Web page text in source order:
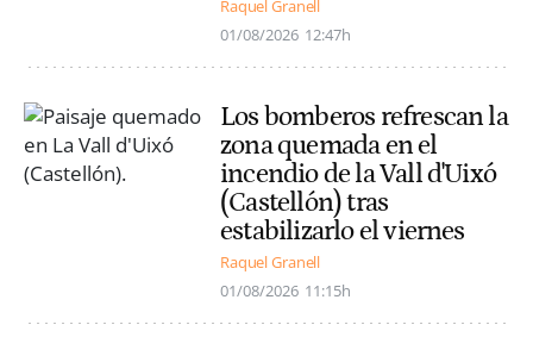
Raquel Granell
01/08/2026 12:47h
Los bomberos refrescan la
zona quemada en el
incendio de la Vall d'Uixó
(Castellón) tras
estabilizarlo el viernes
Raquel Granell
01/08/2026 11:15h